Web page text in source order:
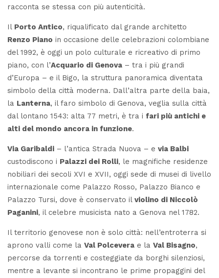
racconta se stessa con più autenticità.
Il Porto Antico, riqualificato dal grande architetto
Renzo Piano in occasione delle celebrazioni colombiane
del 1992, è oggi un polo culturale e ricreativo di primo
piano, con l’Acquario di Genova – tra i più grandi
d’Europa – e il Bigo, la struttura panoramica diventata
simbolo della città moderna. Dall’altra parte della baia,
la Lanterna, il faro simbolo di Genova, veglia sulla città
dal lontano 1543: alta 77 metri, è tra i fari più antichi e
alti del mondo ancora in funzione.
Via Garibaldi – l’antica Strada Nuova – e via Balbi
custodiscono i Palazzi dei Rolli, le magnifiche residenze
nobiliari dei secoli XVI e XVII, oggi sede di musei di livello
internazionale come Palazzo Rosso, Palazzo Bianco e
Palazzo Tursi, dove è conservato il violino di Niccolò
Paganini, il celebre musicista nato a Genova nel 1782.
Il territorio genovese non è solo città: nell’entroterra si
aprono valli come la Val Polcevera e la Val Bisagno,
percorse da torrenti e costeggiate da borghi silenziosi,
mentre a levante si incontrano le prime propaggini del